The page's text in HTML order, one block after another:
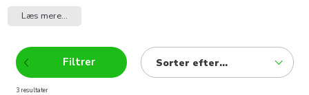
rosevin for enhver smag. I Tyskland bliver der brugt ca. 135
35 til rødvin. Ud fra dette kan man tydeligt se, hvad man
allerede ved, at Tyskland er en hvidvinsnation.
Efterspørgslen på rødvin er dog siden 80´erne steget
Læs mere...
Filtrer Sorter efter...
3 resultater